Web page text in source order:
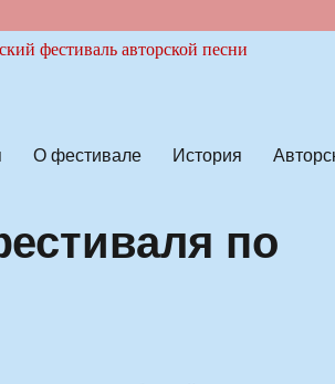
О фестивале История
по